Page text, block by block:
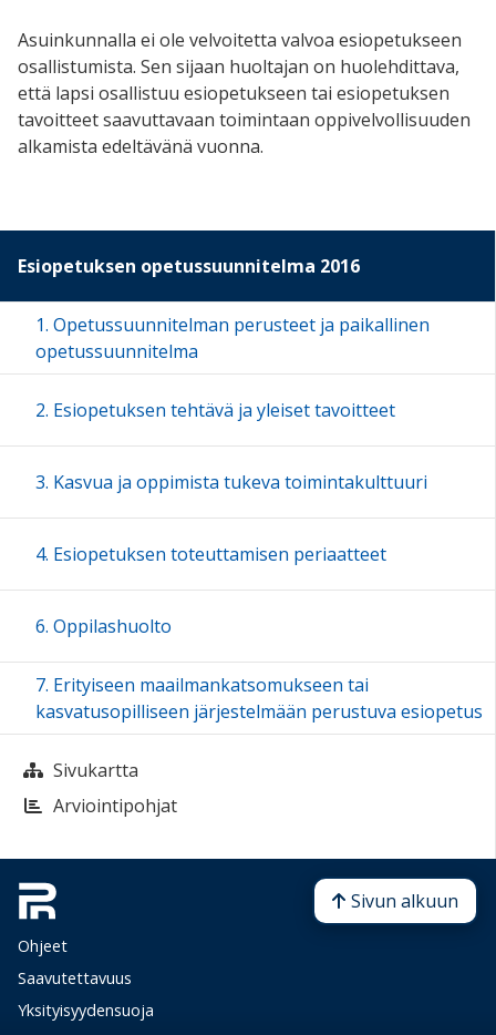
Asuinkunnalla ei ole velvoitetta valvoa esiopetukseen
osallistumista. Sen sijaan huoltajan on huolehdittava,
että lapsi osallistuu esiopetukseen tai esiopetuksen
tavoitteet saavuttavaan toimintaan oppivelvollisuuden
alkamista edeltävänä vuonna.
Esiopetuksen opetussuunnitelma 2016
1. Opetussuunnitelman perusteet ja paikallinen
opetussuunnitelma
2. Esiopetuksen tehtävä ja yleiset tavoitteet
3. Kasvua ja oppimista tukeva toimintakulttuuri
4. Esiopetuksen toteuttamisen periaatteet
6. Oppilashuolto
7. Erityiseen maailmankatsomukseen tai
kasvatusopilliseen järjestelmään perustuva esiopetus
Sivukartta
Arviointipohjat
Ohjeet
Saavutettavuus
Yksityisyydensuoja
Sivun alkuun